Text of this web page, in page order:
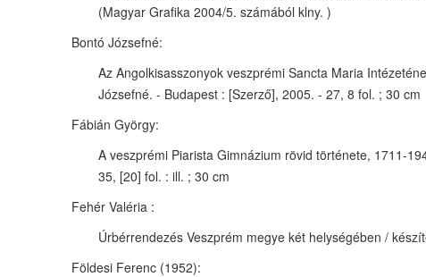
(Magyar Grafika 2004/5. számából klny. )
Bontó Józsefné:
Az Angolkisasszonyok veszprémi Sancta Maria
Józsefné. - Budapest : [Szerző], 2005. - 27, 8 fol. ; 30 cm
Fábián György:
A veszprémi Piarista Gimnázium rövid története, 1711-
35, [20] fol. : ill. ; 30 cm
Fehér Valéria :
Úrbérrendezés Veszprém megye két helységében /
Földesi Ferenc (1952):